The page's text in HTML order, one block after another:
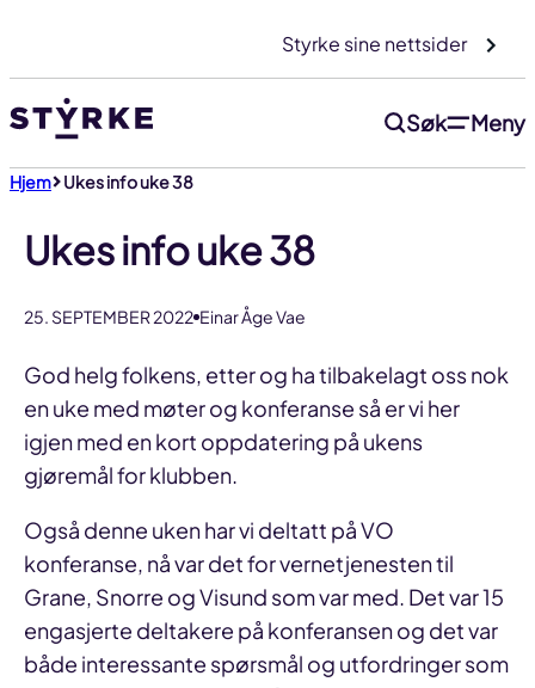
innhold
Styrke sine nettsider
Søk Meny
Hjem Ukes info uke 38
Ukes info uke 38
25. SEPTEMBER 2022 Einar Åge Vae
God helg folkens, etter og ha tilbakelagt oss nok
en uke med møter og konferanse så er vi her
igjen med en kort oppdatering på ukens
gjøremål for klubben.
Også denne uken har vi deltatt på VO
konferanse, nå var det for vernetjenesten til
Grane, Snorre og Visund som var med. Det var 15
engasjerte deltakere på konferansen og det var
både interessante spørsmål og utfordringer som